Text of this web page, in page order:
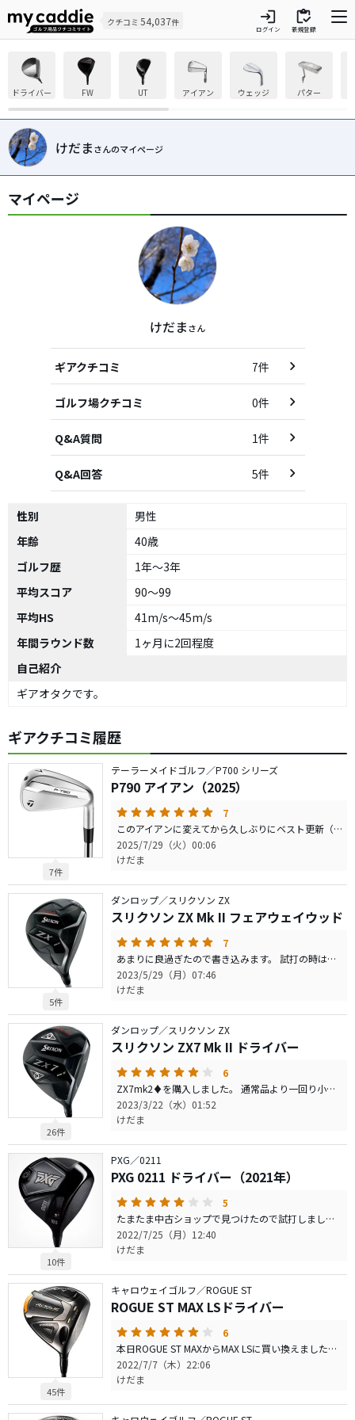
クチコミ 54,037件 login
ログイン
inventory
新規登録
ドライバー FW UT アイアン ウェッジ パター
けだまさんのマイページ
マイページ
けだまさん
ギアクチコミ 7件
ゴルフ場クチコミ 0件
Q&A質問 1件
Q&A回答 5件
性別
男性
年齢
40歳
ゴルフ歴
1年～3年
平均スコア
90～99
平均HS
41m/s～45m/s
年間ラウンド数
1ヶ月に2回程度
自己紹介
ギアオタクです。
ギアクチコミ履歴
7件
テーラーメイドゴルフ／P700 シリーズ
P790 アイアン（2025）
7
このアイアンに変えてから久しぶりにベスト更新（80）しました。 しっかりダウンブローで打てるとスピンも入って想定より飛びすぎることはありません。 どの番手でも高さが揃いやすくとても優しいアイアンです。 グースも少なめで厚みもそこまでなく、かといって難しくは一切感じさせないのも素晴らしい点です。 私はドライバーヘッドスピード40-43くらいですが5番で175yくらい飛んでくれるのでユーティリティでチーピンするよりよっぽど信頼してPar5のセカンドを任せられます。 打感もパチン感が抑えられだいぶ良くなりました。 テーラーメイドはカスタムシャフトが少ないのでリシャフトしましたがヘッドに関しては進化を感じるまさにベストバイなアイアンでした。
2025/7/29（火）00:06
けだま
5件
ダンロップ／スリクソン ZX
スリクソン ZX Mk II フェアウェイウッド
7
あまりに良過ぎたので書き込みます。 試打の時は純正シャフトで柔らかいのでヘッドスピード落とせば可もなく不可もなくでしたがtensei 1k orange にすることでその不安がなくなりました。 当方はFWが1番苦手ですが、しっかり高さも出てまっすぐ飛んでいきます。 フェードも打ちやすいです。 ミスをしても大きな事故にならない程度で収まってくれてます。 シャフトをちゃんと選べばかなり優しい部類のFWになると思います。 個人的にはpingより優しいとさえ思いました。 srixonはUTとFWのシャフトの選択肢が少な過ぎです。 良いヘッドを作ってるのにあの柔らかい純正シャフトを良いと思う人は少ないと思います。 特注シャフトで試打する機会もない。 タイトリストの様に推奨してるシャフトをプレミアとして試打クラブや吊るしで売ってたらなーと思いました。 なんとなく合わなかったらすぐ売れば良いかという思いで購入しましたがこれは手放せません。 良い買い物でした。
2023/5/29（月）07:46
けだま
26件
ダンロップ／スリクソン ZX
スリクソン ZX7 Mk II ドライバー
6
ZX7mk2♦︎を購入しました。 通常品より一回り小さくより操作性がアップしてます。 ROGUE ST トリプルダイヤが今までエースでしたが飛距離、安定性、操作性全てが良くなったのでこちらがエースになりました。 取り扱っている店舗が少ないのが欠点ですが他の人と被ることなく所有感もあり最高です。 やはり日本メーカーは日本人に合うように作っているのでしょうかね。 長いおつきあいになりそうです。
2023/3/22（水）01:52
けだま
10件
PXG／0211
PXG 0211 ドライバー（2021年）
5
たまたま中古ショップで見つけたので試打しました。 率直な感想はPINGのG410 plus と打感、直進性が似ていて見た目がPXGっていう感じです。 一発の飛びはないのですが、このドライバーでドスライスやドフックは出づらいのでスコアメイクはしやすいのではないでしょうか。 あと、グリップがPXG向けのラムキンZ5（通常版は廃版とのこと）のミッドサイズが装着されていてこれが素手でも打てるくらい柔らかさ、太さが良かったです。 もしかしたらこのグリップが方向性を良くしてるのかもと思うくらいです。 シャフトもマットブラックで見た目良く且つ癖のないシャフトで捕まりやすさにも貢献してそうです。 エースはROGUE ST MAX LSなのでこのドライバーは購入しませんでしたが、新品で25,000円で購入できるのであればコスパはすごく良いと思いました。 同価格帯のドライバーで悩まれてるのでしたら中古で見つけて試打されてみては如何でしょうか。
2022/7/25（月）12:40
けだま
45件
キャロウェイゴルフ／ROGUE ST
ROGUE ST MAX LSドライバー
6
本日ROGUE ST MAXからMAX LSに買い換えました。 ヘッドスピードが速くないのでLSはオーバースペックかなと思い込んでました。 見栄を捨ててシャフトをdiamana PD40SR（某YouTubeでアマチュア向けでお薦めされてた）を購入し、振り抜き易くして試打したところ平均で10ヤード以上MAXより飛び方向性も良くなったので購入しました。 操作性も良いし構えやすいので大変満足しています。 お金はかかりますが自分に合うシャフトが見つかれば非常に魅力的なクラブになると思います。 ちなみに店舗に置いてあった試打シャフトのdiamana PD60S ＋MAX LSは自分には全く合いませんでした笑 ラウンドしたらどうなるか多少の不安もありますがもちろん期待もしています。 私のようなレベルの人でも臆せず試してもらいたく書き込みました。 乱文失礼致しました。
2022/7/7（木）22:06
けだま